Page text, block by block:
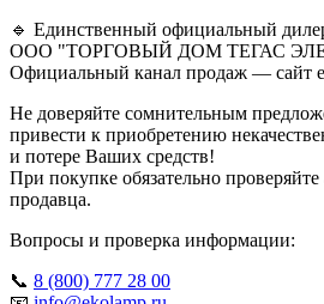
🔹 Единственный официальный
ООО "ТОРГОВЫЙ ДОМ ТЕГАС
Официальный канал продаж — сайт
Не доверяйте сомнительным
привести к приобретению
и потере Ваших средств!
При покупке обязательно
продавца.
Вопросы и проверка информации:
📞 8 (800) 777 28 00